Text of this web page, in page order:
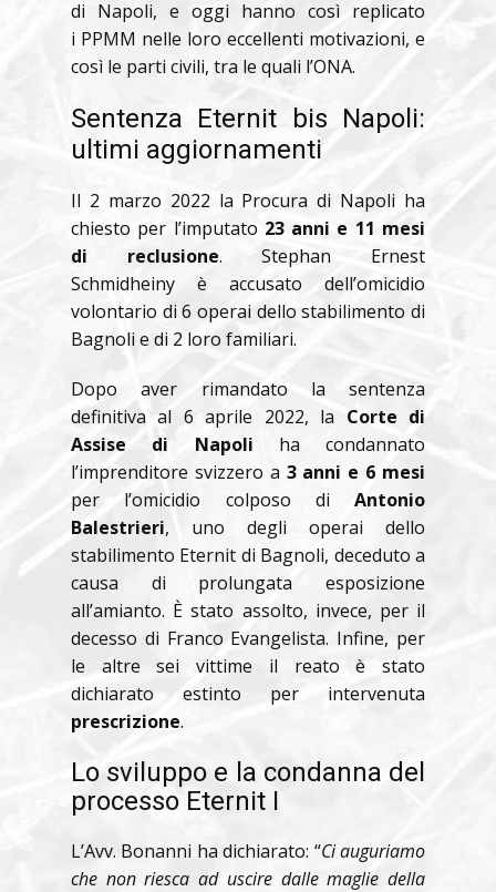
di Napoli, e oggi hanno così replicato
i PPMM nelle loro eccellenti motivazioni, e
così le parti civili, tra le quali l’ONA.
Sentenza Eternit bis Napoli:
ultimi aggiornamenti
Il 2 marzo 2022 la Procura di Napoli ha
chiesto per l’imputato 23 anni e 11 mesi
di reclusione. Stephan Ernest
Schmidheiny è accusato dell’omicidio
volontario di 6 operai dello stabilimento di
Bagnoli e di 2 loro familiari.
Dopo aver rimandato la sentenza
definitiva al 6 aprile 2022, la Corte di
Assise di Napoli ha condannato
l’imprenditore svizzero a 3 anni e 6 mesi
per l’omicidio colposo di Antonio
Balestrieri, uno degli operai dello
stabilimento Eternit di Bagnoli, deceduto a
causa di prolungata esposizione
all’amianto. È stato assolto, invece, per il
decesso di Franco Evangelista. Infine, per
le altre sei vittime il reato è stato
dichiarato estinto per intervenuta
prescrizione.
Lo sviluppo e la condanna del
processo Eternit I
L’Avv. Bonanni ha dichiarato: “Ci auguriamo
che non riesca ad uscire dalle maglie della